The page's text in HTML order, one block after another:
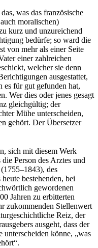
was das französische
moralischen)
kurz und unzureichend
bedürfe; so ward die
von mehr als einer Seite
einer zahlreichen
welcher sie denn
ausgestattet,
es für gut gefunden hat,
Wer dies oder jenes gesagt
gleichgültig; der
Mühe unterscheiden,
gehört. Der Übersetzer
sich mit diesem Werk
Person des Arztes und
des
bestehenden, bei
gewordenen
Jahren zu erbitterten
zukommenden Stellenwert
Reiz, der
ausgeht, dass der
könne, „was